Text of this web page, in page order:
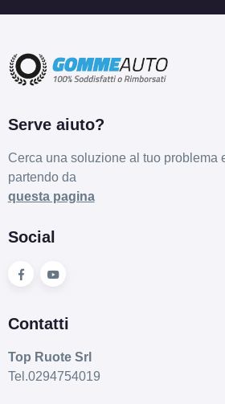
Serve aiuto?
Cerca una soluzione al tuo problema
partendo da
questa pagina
Social
Contatti
Top Ruote Srl
Tel.0294754019